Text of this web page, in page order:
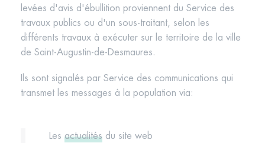
levées d'avis d'ébullition proviennent du Service des
travaux publics ou d'un sous-traitant, selon les
différents travaux à exécuter sur le territoire de la ville
de Saint-Augustin-de-Desmaures.
Ils sont signalés par Service des communications qui
transmet les messages à la population via:
Les actualités du site web